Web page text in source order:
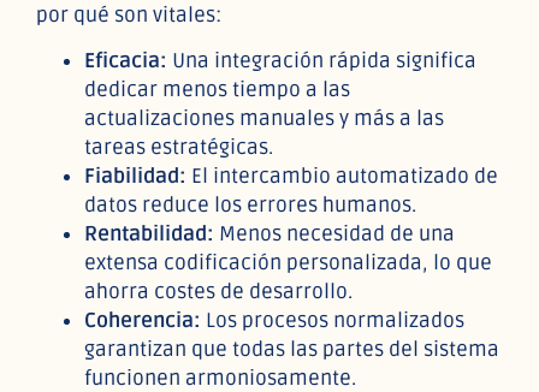
por qué son vitales:
Eficacia: Una integración rápida significa
dedicar menos tiempo a las
actualizaciones manuales y más a las
tareas estratégicas.
Fiabilidad: El intercambio automatizado de
datos reduce los errores humanos.
Rentabilidad: Menos necesidad de una
extensa codificación personalizada, lo que
ahorra costes de desarrollo.
Coherencia: Los procesos normalizados
garantizan que todas las partes del sistema
funcionen armoniosamente.